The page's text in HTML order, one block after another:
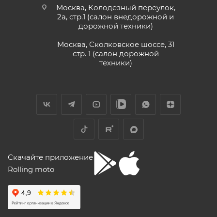
Москва, Колодезный переулок,
2а, стр.1 (салон внедорожной и
дорожной техники)
Москва, Сколковское шоссе, 31
стр. 1 (салон дорожной
техники)
Скачайте приложение
Rolling moto